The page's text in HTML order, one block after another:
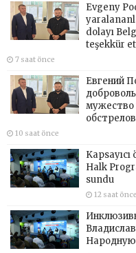
Evgeny
dolayı
teşekkür
7 saat önce
Евгений
мужество
обстрелов
10 saat önce
Halk
sundu
12 saat önce
Народную